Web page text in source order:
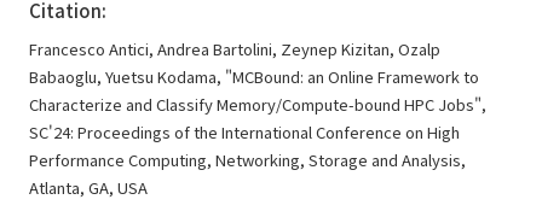
Citation:
Francesco Antici, Andrea Bartolini, Zeynep Kizitan, Ozalp
Babaoglu, Yuetsu Kodama, "MCBound: an Online Framework to
Characterize and Classify Memory/Compute-bound HPC Jobs",
SC'24: Proceedings of the International Conference on High
Performance Computing, Networking, Storage and Analysis,
Atlanta, GA, USA